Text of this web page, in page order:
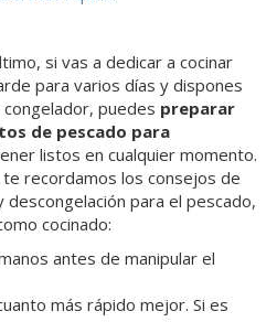
si vas a dedicar a cocinar
para varios días y dispones
congelador, puedes preparar
de pescado para
listos en cualquier momento.
te recordamos los consejos de
descongelación para el pescado,
cocinado:
antes de manipular el
más rápido mejor. Si es